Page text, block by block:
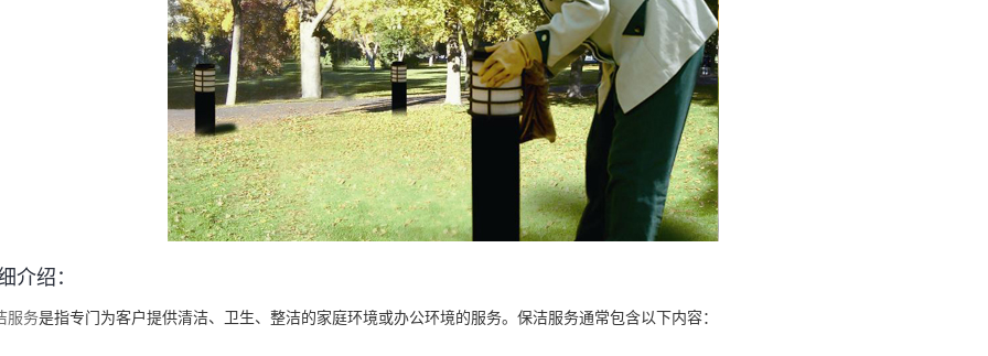
介绍：
服务是指专门为客户提供清洁、卫生、整洁的家庭环境或办公环境的服务。保洁服务通常包含以下内容：